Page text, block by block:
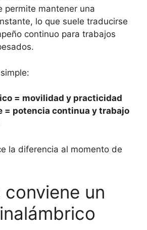
permite mantener una
lo que suele traducirse
continuo para trabajos
= movilidad y practicidad
= potencia continua y trabajo
la diferencia al momento de
conviene un